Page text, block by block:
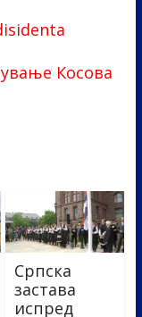
Косова
Српска
застава
испред